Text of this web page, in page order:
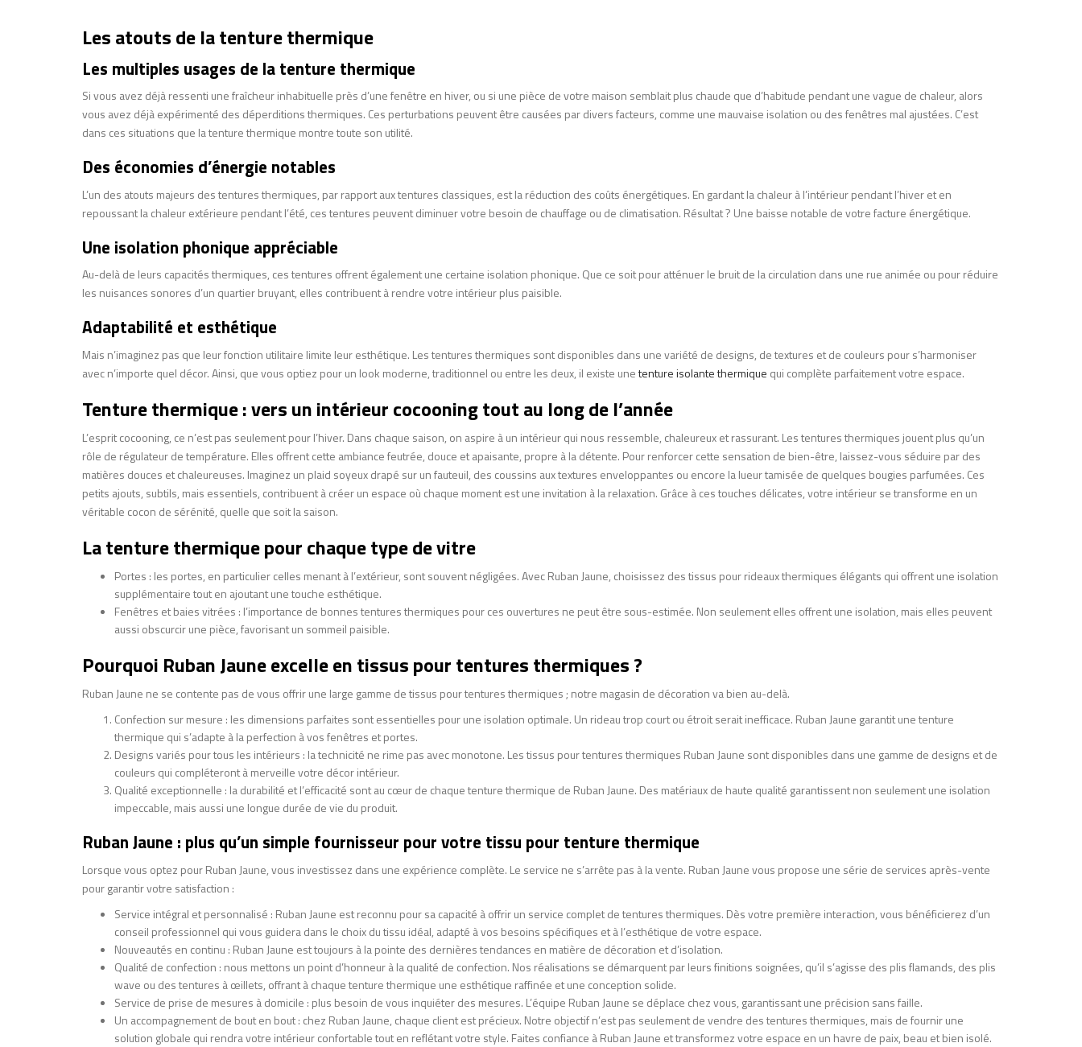
Les atouts de la tenture thermique
Les multiples usages de la tenture thermique
Si vous avez déjà ressenti une fraîcheur inhabituelle près d’une fenêtre en hiver, ou si une pièce de votre maison semblait plus chaude que d’habitude pendant une vague de chaleur, alors
vous avez déjà expérimenté des déperditions thermiques. Ces perturbations peuvent être causées par divers facteurs, comme une mauvaise isolation ou des fenêtres mal ajustées. C’est
dans ces situations que la tenture thermique montre toute son utilité.
Des économies d’énergie notables
L’un des atouts majeurs des tentures thermiques, par rapport aux tentures classiques, est la réduction des coûts énergétiques. En gardant la chaleur à l’intérieur pendant l’hiver et en
repoussant la chaleur extérieure pendant l’été, ces tentures peuvent diminuer votre besoin de chauffage ou de climatisation. Résultat ? Une baisse notable de votre facture énergétique.
Une isolation phonique appréciable
Au-delà de leurs capacités thermiques, ces tentures offrent également une certaine isolation phonique. Que ce soit pour atténuer le bruit de la circulation dans une rue animée ou pour réduire
les nuisances sonores d’un quartier bruyant, elles contribuent à rendre votre intérieur plus paisible.
Adaptabilité et esthétique
Mais n’imaginez pas que leur fonction utilitaire limite leur esthétique. Les tentures thermiques sont disponibles dans une variété de designs, de textures et de couleurs pour s’harmoniser
avec n’importe quel décor. Ainsi, que vous optiez pour un look moderne, traditionnel ou entre les deux, il existe unetenture isolante thermique qui complète parfaitement votre espace.
Tenture thermique : vers un intérieur cocooning tout au long de l’année
L’esprit cocooning, ce n’est pas seulement pour l’hiver. Dans chaque saison, on aspire à un intérieur qui nous ressemble, chaleureux et rassurant. Les tentures thermiques jouent plus qu’un
rôle de régulateur de température. Elles offrent cette ambiance feutrée, douce et apaisante, propre à la détente. Pour renforcer cette sensation de bien-être, laissez-vous séduire par des
matières douces et chaleureuses. Imaginez un plaid soyeux drapé sur un fauteuil, des coussins aux textures enveloppantes ou encore la lueur tamisée de quelques bougies parfumées. Ces
petits ajouts, subtils, mais essentiels, contribuent à créer un espace où chaque moment est une invitation à la relaxation. Grâce à ces touches délicates, votre intérieur se transforme en un
véritable cocon de sérénité, quelle que soit la saison.
La tenture thermique pour chaque type de vitre
Portes : les portes, en particulier celles menant à l’extérieur, sont souvent négligées. Avec Ruban Jaune, choisissez des tissus pour rideaux thermiques élégants qui offrent une isolation
supplémentaire tout en ajoutant une touche esthétique.
Fenêtres et baies vitrées : l’importance de bonnes tentures thermiques pour ces ouvertures ne peut être sous-estimée. Non seulement elles offrent une isolation, mais elles peuvent
aussi obscurcir une pièce, favorisant un sommeil paisible.
Pourquoi Ruban Jaune excelle en tissus pour tentures thermiques ?
Ruban Jaune ne se contente pas de vous offrir une large gamme de tissus pour tentures thermiques ; notre magasin de décoration va bien au-delà.
Confection sur mesure : les dimensions parfaites sont essentielles pour une isolation optimale. Un rideau trop court ou étroit serait inefficace. Ruban Jaune garantit une tenture
thermique qui s’adapte à la perfection à vos fenêtres et portes.
Designs variés pour tous les intérieurs : la technicité ne rime pas avec monotone. Les tissus pour tentures thermiques Ruban Jaune sont disponibles dans une gamme de designs et de
couleurs qui compléteront à merveille votre décor intérieur.
Qualité exceptionnelle : la durabilité et l’efficacité sont au cœur de chaque tenture thermique de Ruban Jaune. Des matériaux de haute qualité garantissent non seulement une isolation
impeccable, mais aussi une longue durée de vie du produit.
Ruban Jaune : plus qu’un simple fournisseur pour votre tissu pour tenture thermique
Lorsque vous optez pour Ruban Jaune, vous investissez dans une expérience complète. Le service ne s’arrête pas à la vente. Ruban Jaune vous propose une série de services après-vente
pour garantir votre satisfaction :
Service intégral et personnalisé : Ruban Jaune est reconnu pour sa capacité à offrir un service complet de tentures thermiques. Dès votre première interaction, vous bénéficierez d’un
conseil professionnel qui vous guidera dans le choix du tissu idéal, adapté à vos besoins spécifiques et à l’esthétique de votre espace.
Nouveautés en continu : Ruban Jaune est toujours à la pointe des dernières tendances en matière de décoration et d’isolation.
Qualité de confection : nous mettons un point d’honneur à la qualité de confection. Nos réalisations se démarquent par leurs finitions soignées, qu’il s’agisse des plis flamands, des plis
wave ou des tentures à œillets, offrant à chaque tenture thermique une esthétique raffinée et une conception solide.
Service de prise de mesures à domicile : plus besoin de vous inquiéter des mesures. L’équipe Ruban Jaune se déplace chez vous, garantissant une précision sans faille.
Un accompagnement de bout en bout : chez Ruban Jaune, chaque client est précieux. Notre objectif n’est pas seulement de vendre des tentures thermiques, mais de fournir une
solution globale qui rendra votre intérieur confortable tout en reflétant votre style. Faites confiance à Ruban Jaune et transformez votre espace en un havre de paix, beau et bien isolé.